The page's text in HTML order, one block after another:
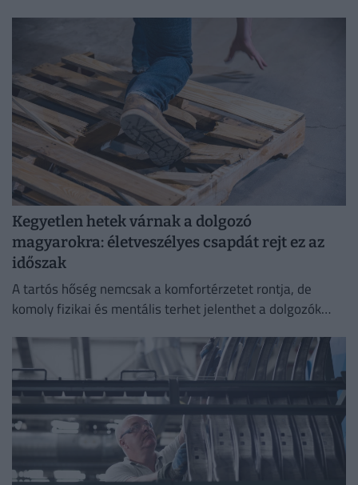
Kegyetlen hetek várnak a dolgozó
magyarokra: életveszélyes csapdát rejt ez az
időszak
A tartós hőség nemcsak a komfortérzetet rontja, de
komoly fizikai és mentális terhet jelenthet a dolgozók